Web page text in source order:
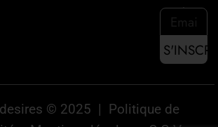
:
© 2025 |
Politique de